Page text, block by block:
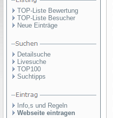
TOP-Liste Bewertung
TOP-Liste Besucher
Neue Einträge
Detailsuche
Livesuche
TOP100
Suchtipps
Info,s und Regeln
Webseite eintragen